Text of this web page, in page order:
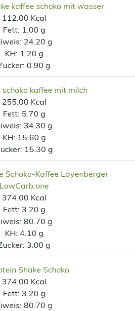
kaffee schoko mit wasser
112.00 Kcal
Fett: 1.00 g
24.20 g
KH: 1.20 g
0.90 g
kaffee mit milch
255.00 Kcal
Fett: 5.70 g
34.30 g
KH: 15.60 g
15.30 g
Schoko-Kaffee Layenberger
LowCarb.one
374.00 Kcal
Fett: 3.20 g
80.70 g
KH: 4.10 g
3.00 g
Shake Schoko
374.00 Kcal
Fett: 3.20 g
80.70 g